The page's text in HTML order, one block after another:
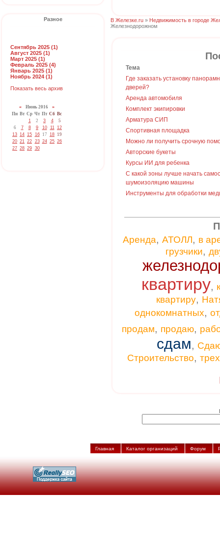
Разное
Сентябрь 2025 (1)
Август 2025 (1)
Март 2025 (1)
Февраль 2025 (4)
Январь 2025 (1)
Ноябрь 2024 (1)
Показать весь архив
« Июнь 2016 »
Пн Вт Ср Чт Пт Сб Вс
1
2 3 4
5
6
7 8 9 10 11 12
13 14 15 16 17 18 19
20 21 22 23 24 25 26
27 28 29 30
В Железке.ru » Недвижимость в городе
Железнодорожном
Тема
Где заказать установку
дверей?
Аренда автомобиля
Комплект экипировки
Арматура СИП
Спортивная площадка
Можно ли получить срочную
Авторские букеты
Курсы ИИ для ребенка
С какой зоны лучше начать
шумоизоляцию машины
Инструменты для обработки
Аренда, АТОЛЛ, в
грузчики,
квартиру,
квартиру,
однокомнатных,
продам, продаю,
сдам,
Строительство,
Главная Каталог организаций Форум